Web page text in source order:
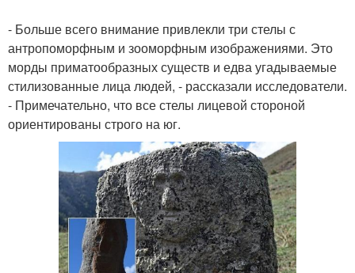
- Больше всего внимание привлекли три стелы с
антропоморфным и зооморфным изображениями. Это
морды приматообразных существ и едва угадываемые
стилизованные лица людей, - рассказали исследователи.
- Примечательно, что все стелы лицевой стороной
ориентированы строго на юг.